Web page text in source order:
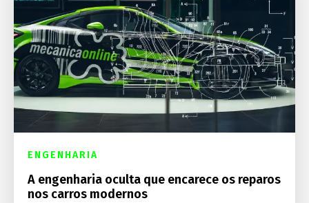
ENGENHARIA
A engenharia oculta que encarece os reparos
nos carros modernos